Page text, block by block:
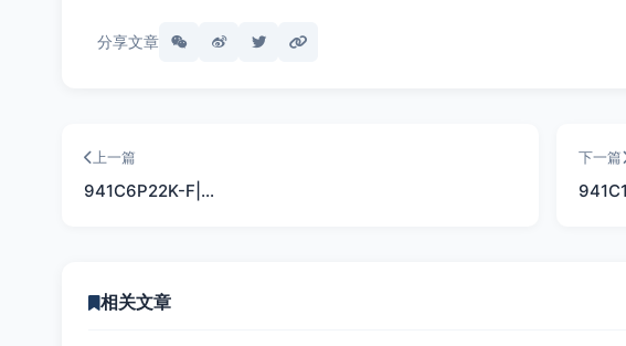
分享文章
上一篇
941C6P22K-F|…
下一篇
相关文章